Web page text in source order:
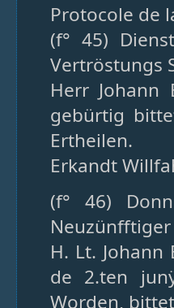
Protocole de
(f° 45)
Vertröstungs
Herr Johann
gebürtig
Ertheilen.
Erkandt
(f° 46)
Neuzünfftiger
H. Lt.
de 2.ten
Worden,